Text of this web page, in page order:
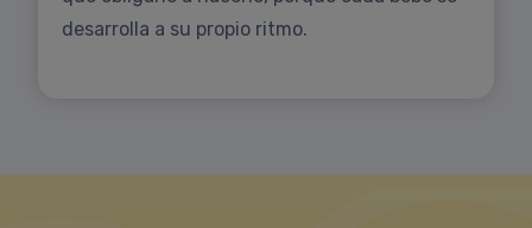
desarrolla a su propio ritmo.